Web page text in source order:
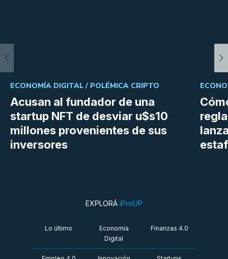
Acusan al fundador de una
startup NFT de desviar u$s10
millones provenientes de sus
inversores
ECONOMÍA DIGITAL / POLÉMICA CRIPTO
EXPLORÁ iProUP
Lo último
Economía
Digital
Finanzas 4.0